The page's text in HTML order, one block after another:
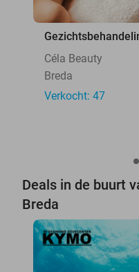
Céla Beauty
Breda
Verkocht: 47
Deals in de buurt
Breda